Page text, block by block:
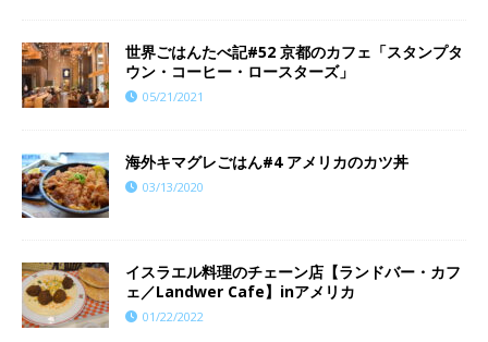
世界ごはんたべ記#52 京都のカフェ「スタンプタ
ウン・コーヒー・ロースターズ」
05/21/2021
海外キマグレごはん#4 アメリカのカツ丼
03/13/2020
イスラエル料理のチェーン店【ランドバー・カフ
ェ／Landwer Cafe】inアメリカ
01/22/2022